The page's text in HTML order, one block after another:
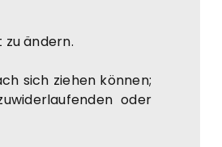
ändern.
sich ziehen können;
oder